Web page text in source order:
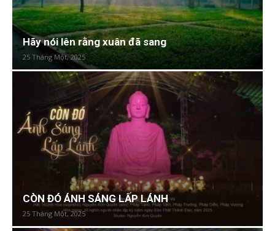
Hãy nói lên rằng xuân đã sang
25 Tháng Một, 2025
CÒN ĐÓ ÁNH SÁNG LẤP LÁNH
25 Tháng Một, 2025